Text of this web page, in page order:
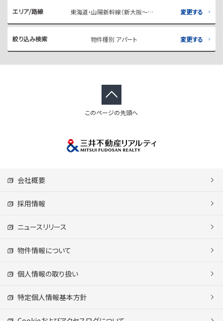
エリア/路線 東海道・山陽新幹線（新大阪～博多） 岡山 変更する
絞り込み検索 物件種別 アパート 変更する
このページの先頭へ
会社概要
採用情報
ニュースリリース
物件情報について
個人情報の取り扱い
特定個人情報基本方針